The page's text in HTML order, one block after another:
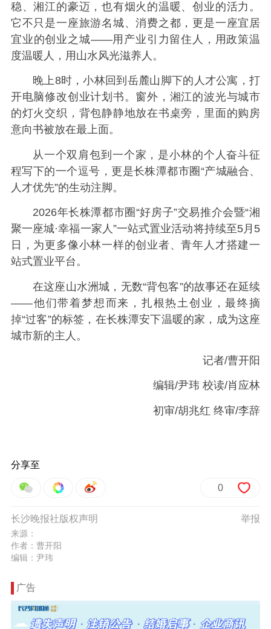
稳、湘江的豪迈，也有烟火的温暖、创业的活力。
它不只是一座旅游名城、消费之都，更是一座宜居
宜业的创业之城——用产业引力留住人，用政策温
度温暖人，用山水风光滋养人。
晚上8时，小林回到岳麓山脚下的人才公寓，打
开电脑修改创业计划书。窗外，湘江的波光与城市
的灯火交织，背包静静地放在书桌旁，里面的购房
意向书被放在最上面。
从一个双肩包到一个家，是小林的个人奋斗征
程写下的一个逗号，更是长株潭都市圈“产城融合、
人才优先”的生动注脚。
2026年长株潭都市圈“好房子”交易推介会暨“湘
聚一座城·幸福一家人”一站式置业活动将持续至5月5
日，为更多像小林一样的创业者、青年人才搭建一
站式置业平台。
在这座山水洲城，无数“背包客”的故事还在延续
——他们带着梦想而来，扎根热土创业，最终摘
掉“过客”的标签，在长株潭安下温暖的家，成为这座
城市新的主人。
记者/曹开阳
编辑/尹玮 校读/肖应林
初审/胡兆红 终审/李辞
分享至
0
举报
长沙晚报社版权声明
来源：
作者：曹开阳
编辑：尹玮
广告